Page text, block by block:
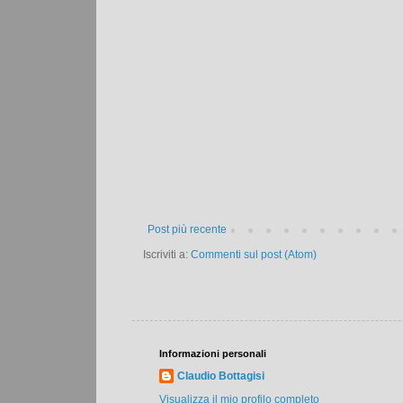
Post più recente
Iscriviti a: Commenti sul post (Atom)
Informazioni personali
Claudio Bottagisi
Visualizza il mio profilo completo